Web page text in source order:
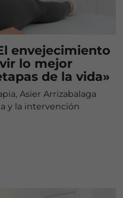
envejecimiento
lo mejor
de la vida»
Asier Arrizabalaga
y la intervención